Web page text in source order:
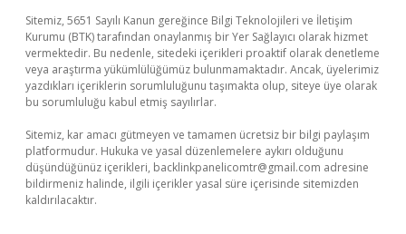
Sitemiz, 5651 Sayılı Kanun gereğince Bilgi Teknolojileri ve İletişim
Kurumu (BTK) tarafından onaylanmış bir Yer Sağlayıcı olarak hizmet
vermektedir. Bu nedenle, sitedeki içerikleri proaktif olarak denetleme
veya araştırma yükümlülüğümüz bulunmamaktadır. Ancak, üyelerimiz
yazdıkları içeriklerin sorumluluğunu taşımakta olup, siteye üye olarak
bu sorumluluğu kabul etmiş sayılırlar.
Sitemiz, kar amacı gütmeyen ve tamamen ücretsiz bir bilgi paylaşım
platformudur. Hukuka ve yasal düzenlemelere aykırı olduğunu
düşündüğünüz içerikleri, backlinkpanelicomtr@gmail.com adresine
bildirmeniz halinde, ilgili içerikler yasal süre içerisinde sitemizden
kaldırılacaktır.